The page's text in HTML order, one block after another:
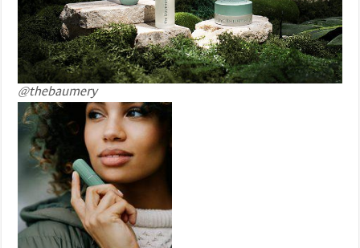
@thebaumery